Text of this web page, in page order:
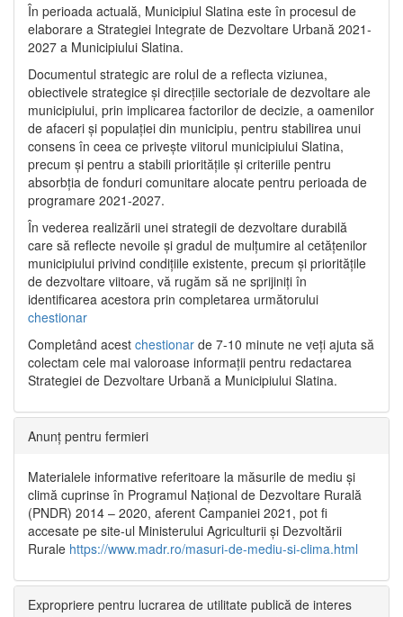
În perioada actuală, Municipiul Slatina este în procesul de
elaborare a Strategiei Integrate de Dezvoltare Urbană 2021‐
2027 a Municipiului Slatina.
Documentul strategic are rolul de a reflecta viziunea,
obiectivele strategice și direcțiile sectoriale de dezvoltare ale
municipiului, prin implicarea factorilor de decizie, a oamenilor
de afaceri și populației din municipiu, pentru stabilirea unui
consens în ceea ce privește viitorul municipiului Slatina,
precum și pentru a stabili prioritățile și criteriile pentru
absorbția de fonduri comunitare alocate pentru perioada de
programare 2021-2027.
În vederea realizării unei strategii de dezvoltare durabilă
care să reflecte nevoile și gradul de mulțumire al cetățenilor
municipiului privind condițiile existente, precum și prioritățile
de dezvoltare viitoare, vă rugăm să ne sprijiniți în
identificarea acestora prin completarea următorului
chestionar
Completând acest chestionar de 7-10 minute ne veți ajuta să
colectam cele mai valoroase informații pentru redactarea
Strategiei de Dezvoltare Urbană a Municipiului Slatina.
Anunț pentru fermieri
Materialele informative referitoare la măsurile de mediu și
climă cuprinse în Programul Național de Dezvoltare Rurală
(PNDR) 2014 – 2020, aferent Campaniei 2021, pot fi
accesate pe site-ul Ministerului Agriculturii și Dezvoltării
Rurale https://www.madr.ro/masuri-de-mediu-si-clima.html
Expropriere pentru lucrarea de utilitate publică de interes